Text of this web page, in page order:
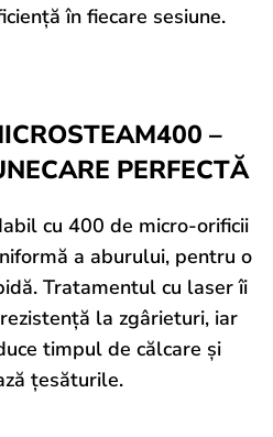
în fiecare sesiune.
–
PERFECTĂ
cu 400 de micro-orificii
a aburului, pentru o
Tratamentul cu laser îi
la zgârieturi, iar
timpul de călcare și
țesăturile.